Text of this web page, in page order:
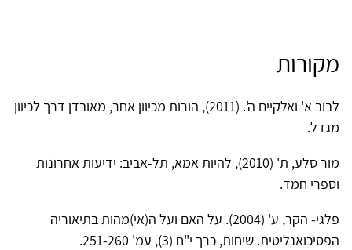
מקורות
לבוב א' ואלקיים ה'. (2011), הורות מכיוון אחר, מאובדן דרך לכיוון
מגדל.
מור סלע, ת' (2010), להיות אמא, תל-אביב: ידיעות אחרונות
וספרי חמד.
פלגי- הקר, ע' (2004). על האם ועל ה(אי)מהות בתיאוריה
הפסיכואנליטית. שיחות, כרך י"ח (3), עמ' 251-260.